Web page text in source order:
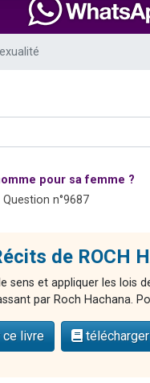
3 personnes viennent de
pour sa femme ?
n°9687
de ROCH
sens et appliquer les lois
par Roch Hachana.
livre